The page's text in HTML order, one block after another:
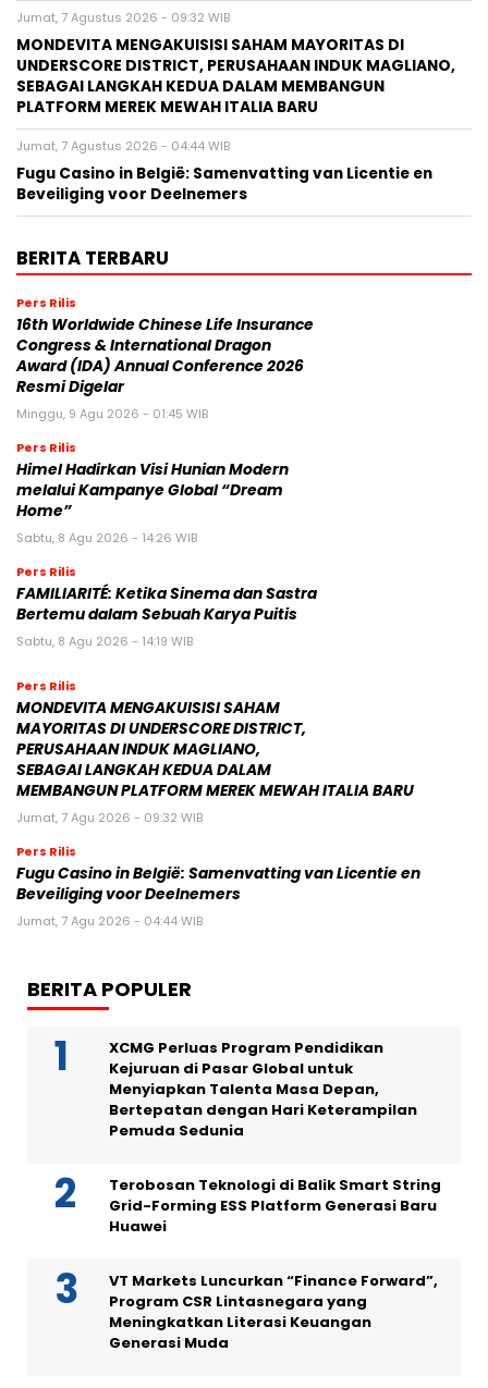
Jumat, 7 Agustus 2026 - 09:32 WIB
MONDEVITA MENGAKUISISI SAHAM MAYORITAS DI
UNDERSCORE DISTRICT, PERUSAHAAN INDUK MAGLIANO,
SEBAGAI LANGKAH KEDUA DALAM MEMBANGUN
PLATFORM MEREK MEWAH ITALIA BARU
Jumat, 7 Agustus 2026 - 04:44 WIB
Fugu Casino in België: Samenvatting van Licentie en
Beveiliging voor Deelnemers
BERITA TERBARU
Pers Rilis
16th Worldwide Chinese Life Insurance
Congress & International Dragon
Award (IDA) Annual Conference 2026
Resmi Digelar
Minggu, 9 Agu 2026 - 01:45 WIB
Pers Rilis
Himel Hadirkan Visi Hunian Modern
melalui Kampanye Global “Dream
Home”
Sabtu, 8 Agu 2026 - 14:26 WIB
Pers Rilis
FAMILIARITÉ: Ketika Sinema dan Sastra
Bertemu dalam Sebuah Karya Puitis
Sabtu, 8 Agu 2026 - 14:19 WIB
Pers Rilis
MONDEVITA MENGAKUISISI SAHAM
MAYORITAS DI UNDERSCORE DISTRICT,
PERUSAHAAN INDUK MAGLIANO,
SEBAGAI LANGKAH KEDUA DALAM
MEMBANGUN PLATFORM MEREK MEWAH ITALIA BARU
Jumat, 7 Agu 2026 - 09:32 WIB
Pers Rilis
Fugu Casino in België: Samenvatting van Licentie en
Beveiliging voor Deelnemers
Jumat, 7 Agu 2026 - 04:44 WIB
BERITA POPULER
XCMG Perluas Program Pendidikan
Kejuruan di Pasar Global untuk
Menyiapkan Talenta Masa Depan,
Bertepatan dengan Hari Keterampilan
Pemuda Sedunia
Terobosan Teknologi di Balik Smart String
Grid-Forming ESS Platform Generasi Baru
Huawei
VT Markets Luncurkan “Finance Forward”,
Program CSR Lintasnegara yang
Meningkatkan Literasi Keuangan
Generasi Muda